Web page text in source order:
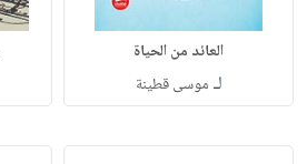
العائد من الحياة
لـ موسى قطينة